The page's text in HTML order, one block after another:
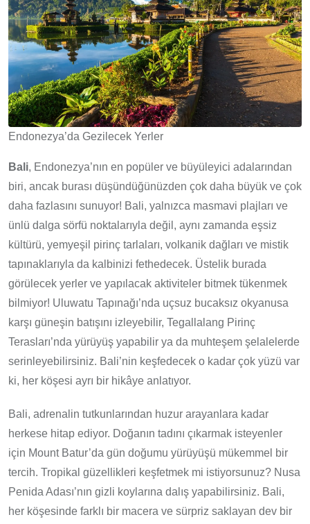
Endonezya’da Gezilecek Yerler
Bali, Endonezya’nın en popüler ve büyüleyici adalarından
biri, ancak burası düşündüğünüzden çok daha büyük ve çok
daha fazlasını sunuyor! Bali, yalnızca masmavi plajları ve
ünlü dalga sörfü noktalarıyla değil, aynı zamanda eşsiz
kültürü, yemyeşil pirinç tarlaları, volkanik dağları ve mistik
tapınaklarıyla da kalbinizi fethedecek. Üstelik burada
görülecek yerler ve yapılacak aktiviteler bitmek tükenmek
bilmiyor! Uluwatu Tapınağı’nda uçsuz bucaksız okyanusa
karşı güneşin batışını izleyebilir, Tegallalang Pirinç
Terasları’nda yürüyüş yapabilir ya da muhteşem şelalelerde
serinleyebilirsiniz. Bali’nin keşfedecek o kadar çok yüzü var
ki, her köşesi ayrı bir hikâye anlatıyor.
Bali, adrenalin tutkunlarından huzur arayanlara kadar
herkese hitap ediyor. Doğanın tadını çıkarmak isteyenler
için Mount Batur’da gün doğumu yürüyüşü mükemmel bir
tercih. Tropikal güzellikleri keşfetmek mi istiyorsunuz? Nusa
Penida Adası’nın gizli koylarına dalış yapabilirsiniz. Bali,
her köşesinde farklı bir macera ve sürpriz saklayan dev bir